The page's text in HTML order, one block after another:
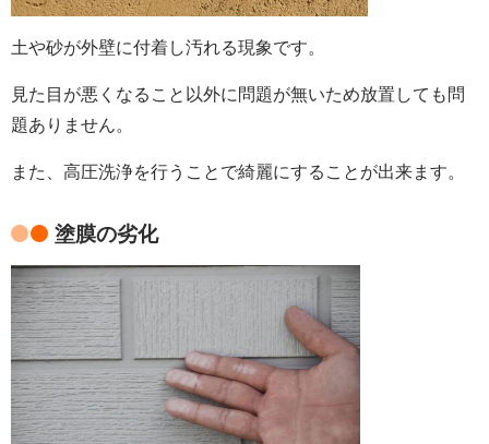
土や砂が外壁に付着し汚れる現象です。
見た目が悪くなること以外に問題が無いため放置しても問
題ありません。
また、高圧洗浄を行うことで綺麗にすることが出来ます。
塗膜の劣化